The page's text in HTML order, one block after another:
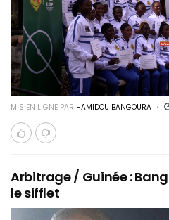
MIS EN LIGNE PAR HAMIDOU BANGOURA
Arbitrage / Guinée :
le sifflet